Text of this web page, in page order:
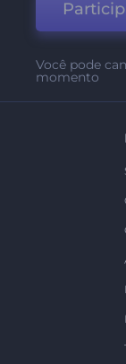
Você pode
momento